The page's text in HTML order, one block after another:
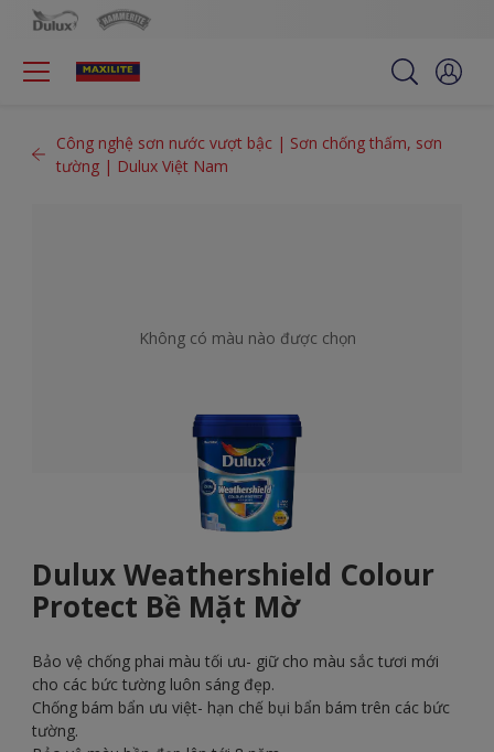
Công nghệ sơn nước vượt bậc | Sơn chống thấm, sơn
tường | Dulux Việt Nam
Không có màu nào được chọn
Dulux Weathershield Colour
Protect Bề Mặt Mờ
Bảo vệ chống phai màu tối ưu- giữ cho màu sắc tươi mới
cho các bức tường luôn sáng đẹp.
Chống bám bẩn ưu việt- hạn chế bụi bẩn bám trên các bức
tường.